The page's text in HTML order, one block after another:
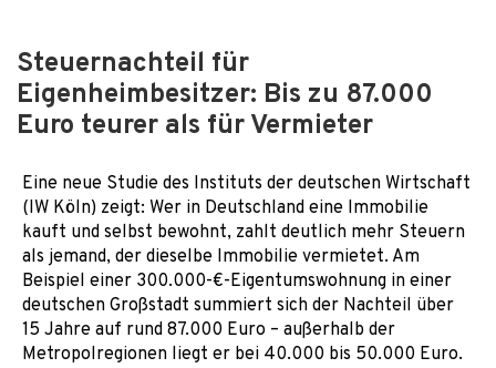
Steuernachteil für
Eigenheimbesitzer: Bis zu 87.000
Euro teurer als für Vermieter
Eine neue Studie des Instituts der deutschen Wirtschaft
(IW Köln) zeigt: Wer in Deutschland eine Immobilie
kauft und selbst bewohnt, zahlt deutlich mehr Steuern
als jemand, der dieselbe Immobilie vermietet. Am
Beispiel einer 300.000-€-Eigentumswohnung in einer
deutschen Großstadt summiert sich der Nachteil über
15 Jahre auf rund 87.000 Euro – außerhalb der
Metropolregionen liegt er bei 40.000 bis 50.000 Euro.